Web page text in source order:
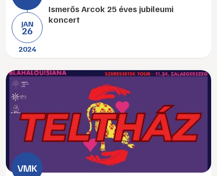
JAN
26
2024
Ismerős Arcok 25 éves jubileumi
koncert